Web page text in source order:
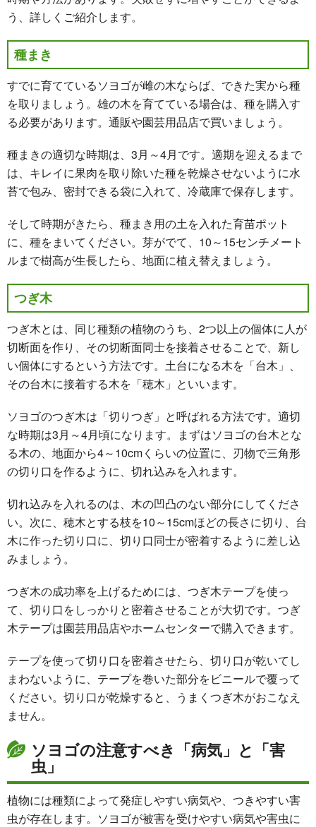
う、詳しくご紹介します。
種まき
すでに育てているソヨゴが雌の木ならば、できた実から種
を取りましょう。雄の木を育てている場合は、種を購入す
る必要があります。通販や園芸用品店で買いましょう。
種まきの適切な時期は、 3月～4月です。適期を迎えるまで
は、キレイに果肉を取り除いた種を乾燥させないように水
苔で包み、密封できる袋に入れて、冷蔵庫で保存します。
そして時期がきたら、種まき用の土を入れた育苗ポット
に、種をまいてください。芽がでて、10～15センチメート
ルまで樹高が生長したら、地面に植え替えましょう。
つぎ木
つぎ木とは、同じ種類の植物のうち、2つ以上の個体に人が
切断面を作り、その切断面同士を接着させることで、新し
い個体にするという方法です。土台になる木を「台木」、
その台木に接着する木を「穂木」といいます。
ソヨゴのつぎ木は「切りつぎ」と呼ばれる方法です。適切
な時期は3月～4月頃になります。まずはソヨゴの台木とな
る木の、地面から4～10cmくらいの位置に、刃物で三角形
の切り口を作るように、切れ込みを入れます。
切れ込みを入れるのは、木の凹凸のない部分にしてくださ
い。次に、穂木とする枝を10～15cmほどの長さに切り、台
木に作った切り口に、切り口同士が密着するように差し込
みましょう。
つぎ木の成功率を上げるためには、つぎ木テープを使っ
て、 切り口をしっかりと密着させることが大切です。つぎ
木テープは園芸用品店やホームセンターで購入できます。
テープを使って切り口を密着させたら、切り口が乾いてし
まわないように、テープを巻いた部分をビニールで覆って
ください。 切り口が乾燥すると、うまくつぎ木がおこなえ
ません。
ソヨゴの注意すべき「病気」と「害
虫」
植物には種類によって発症しやすい病気や、つきやすい害
虫が存在します。ソヨゴが被害を受けやすい病気や害虫に